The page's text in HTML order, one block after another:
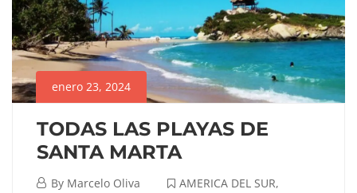
enero 23, 2024
TODAS LAS PLAYAS DE
SANTA MARTA
enero
By Marcelo Oliva AMERICA DEL SUR,